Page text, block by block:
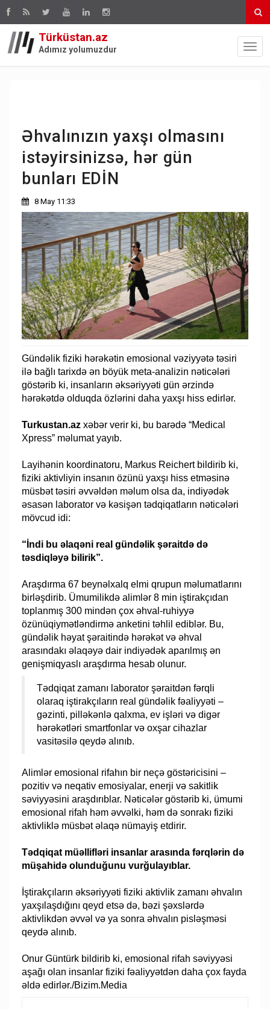
Türküstan.az
Adımız yolumuzdur
Əhvalınızın yaxşı olmasını
istəyirsinizsə, hər gün
bunları EDİN
8 May 11:33
Gündəlik fiziki hərəkətin emosional vəziyyətə təsiri
ilə bağlı tarixdə ən böyük meta-analizin nəticələri
göstərib ki, insanların əksəriyyəti gün ərzində
hərəkətdə olduqda özlərini daha yaxşı hiss edirlər.
Turkustan.azxəbər verir ki, bu barədə “Medical
Xpress” məlumat yayıb.
Layihənin koordinatoru, Markus Reichert bildirib ki,
fiziki aktivliyin insanın özünü yaxşı hiss etməsinə
müsbət təsiri əvvəldən məlum olsa da, indiyədək
əsasən laborator və kəsişən tədqiqatların nəticələri
mövcud idi:
“İndi bu əlaqəni real gündəlik şəraitdə də
təsdiqləyə bilirik”.
Araşdırma 67 beynəlxalq elmi qrupun məlumatlarını
birləşdirib. Ümumilikdə alimlər 8 min iştirakçıdan
toplanmış 300 mindən çox əhval-ruhiyyə
özünüqiymətləndirmə anketini təhlil ediblər. Bu,
gündəlik həyat şəraitində hərəkət və əhval
arasındakı əlaqəyə dair indiyədək aparılmış ən
genişmiqyaslı araşdırma hesab olunur.
Tədqiqat zamanı laborator şəraitdən fərqli
olaraq iştirakçıların real gündəlik fəaliyyəti –
gəzinti, pilləkənlə qalxma, ev işləri və digər
hərəkətləri smartfonlar və oxşar cihazlar
vasitəsilə qeydə alınıb.
Alimlər emosional rifahın bir neçə göstəricisini –
pozitiv və neqativ emosiyalar, enerji və sakitlik
səviyyəsini araşdırıblar. Nəticələr göstərib ki, ümumi
emosional rifah həm əvvəlki, həm də sonrakı fiziki
aktivliklə müsbət əlaqə nümayiş etdirir.
Tədqiqat müəllifləri insanlar arasında fərqlərin də
müşahidə olunduğunu vurğulayıblar.
İştirakçıların əksəriyyəti fiziki aktivlik zamanı əhvalın
yaxşılaşdığını qeyd etsə də, bəzi şəxslərdə
aktivlikdən əvvəl və ya sonra əhvalın pisləşməsi
qeydə alınıb.
Onur Güntürk bildirib ki, emosional rifah səviyyəsi
aşağı olan insanlar fiziki fəaliyyətdən daha çox fayda
əldə edirlər./Bizim.Media